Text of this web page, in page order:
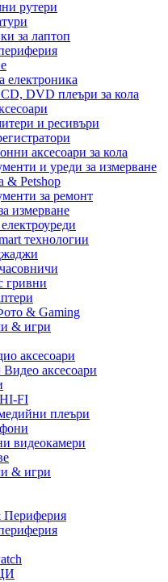
рутери
за лаптоп
електроника
DVD плеъри за кола
и ресивъри
аксесоари за кола
и уреди за измерване
& Petshop
за ремонт
измерване
технологии
гривни
& Gaming
& игри
аксесоари
аксесоари
FI
плеъри
видеокамери
& игри